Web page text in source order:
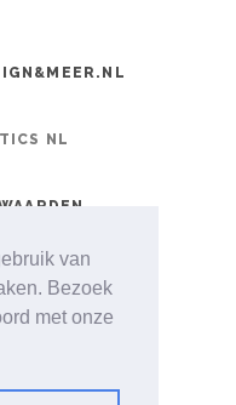
van
Bezoek
met onze
NL